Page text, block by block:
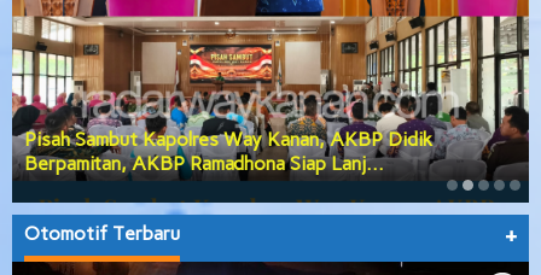
PGK Usulkan Dialog Terbuka Calon Wakil Bupati Way
Kanan, DPRD Siap Teruskan Usul…
Otomotif Terbaru +